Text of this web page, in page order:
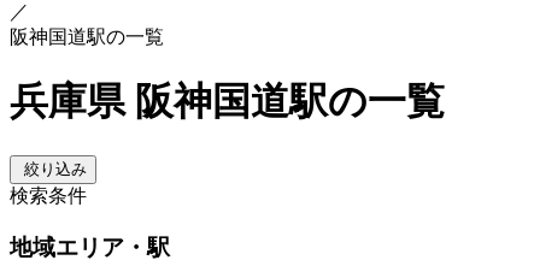
／
阪神国道駅の一覧
兵庫県 阪神国道駅の一覧
絞り込み
検索条件
地域エリア・駅